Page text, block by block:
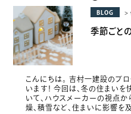
BLOG >
季節ごと
こんにちは。 吉村一建設のブ
います！ 今回は、冬の住まいを
いて、ハウスメーカーの視点か
燥、積雪など、住まいに影響